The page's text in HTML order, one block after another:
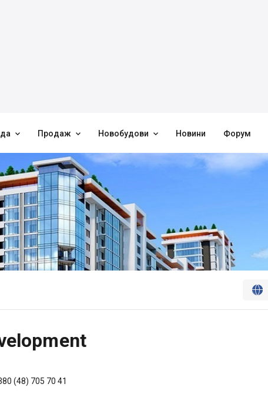
 Продаж  Новобудови  Новини Форум



(48) 705 70 41